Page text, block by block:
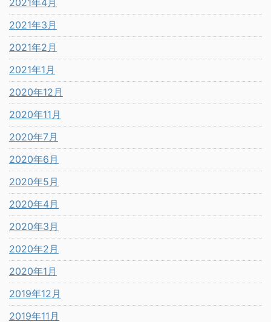
2021年3月
2021年2月
2021年1月
2020年12月
2020年11月
2020年7月
2020年6月
2020年5月
2020年4月
2020年3月
2020年2月
2020年1月
2019年12月
2019年11月